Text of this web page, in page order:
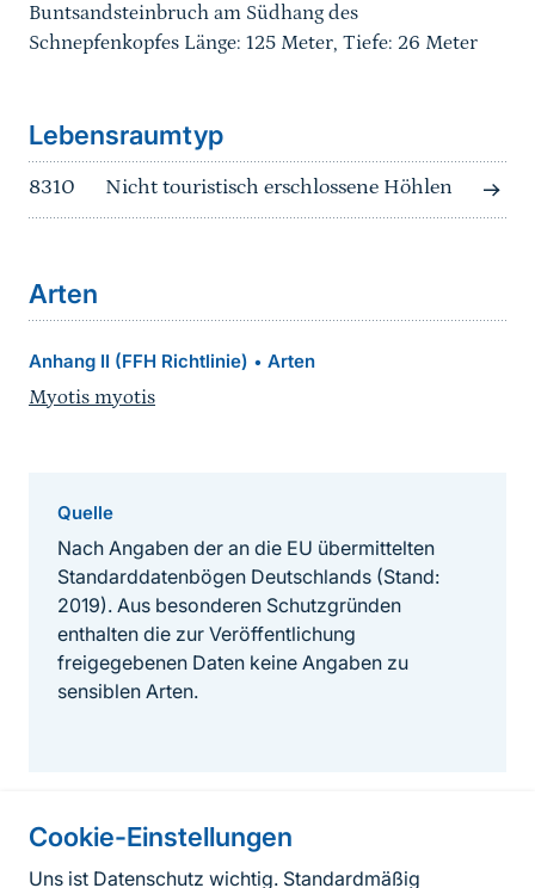
Cookie-Einstellungen
Uns ist Datenschutz wichtig. Standardmäßig
Buntsandsteinbruch am Südhang des
Schnepfenkopfes Länge: 125 Meter, Tiefe: 26 Meter
Lebensraumtyp
8310 Nicht touristisch erschlossene Höhlen
Arten
Anhang II (FFH Richtlinie) • Arten
Myotis myotis
Quelle
Nach Angaben der an die EU übermittelten
Standarddatenbögen Deutschlands (Stand:
2019). Aus besonderen Schutzgründen
enthalten die zur Veröffentlichung
freigegebenen Daten keine Angaben zu
sensiblen Arten.
Informationen zur Seite